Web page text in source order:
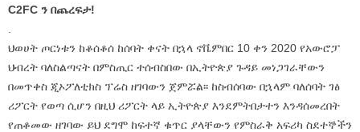
C2FC ን በጨረፍታ!
ህወሀት ጦርነቱን ከቆሰቆሰ ከሰባት ቀናት በኋላ ኖቬምበር 10 ቀን 2020 የአውሮፓ
ህብረት ባለስልጣናት በምስጢር ተሰብስበው በኢትዮጵያ ጉዳይ መነጋገራቸውን
በመጥቀስ ጂኦፖለቲክስ ፕሬስ ዘገባውን ጀምሯል፡፡ ከስብሰባው በኋላም ባለሰባት ገፅ
ሪፖርት የወጣ ሲሆን በዚህ ሪፖርት ላይ ኢትዮጵያ እንደምትበታተን እንዳሰመረበት
የጠቆመው ዘገባው ይህ ደግሞ ከፍተኛ ቁጥር ያላቸውን የምስራቅ አፍሪካ ስደተኞችን